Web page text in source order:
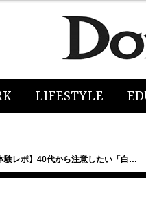
LIFESTYLE
験レポ】40代から注意したい「白…